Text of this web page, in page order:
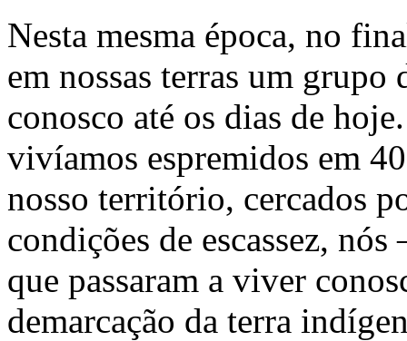
Nesta mesma época, no
em nossas terras um grupo
conosco até os dias de
vivíamos espremidos em
nosso território, cercados
condições de escassez,
que passaram a viver
demarcação da terra